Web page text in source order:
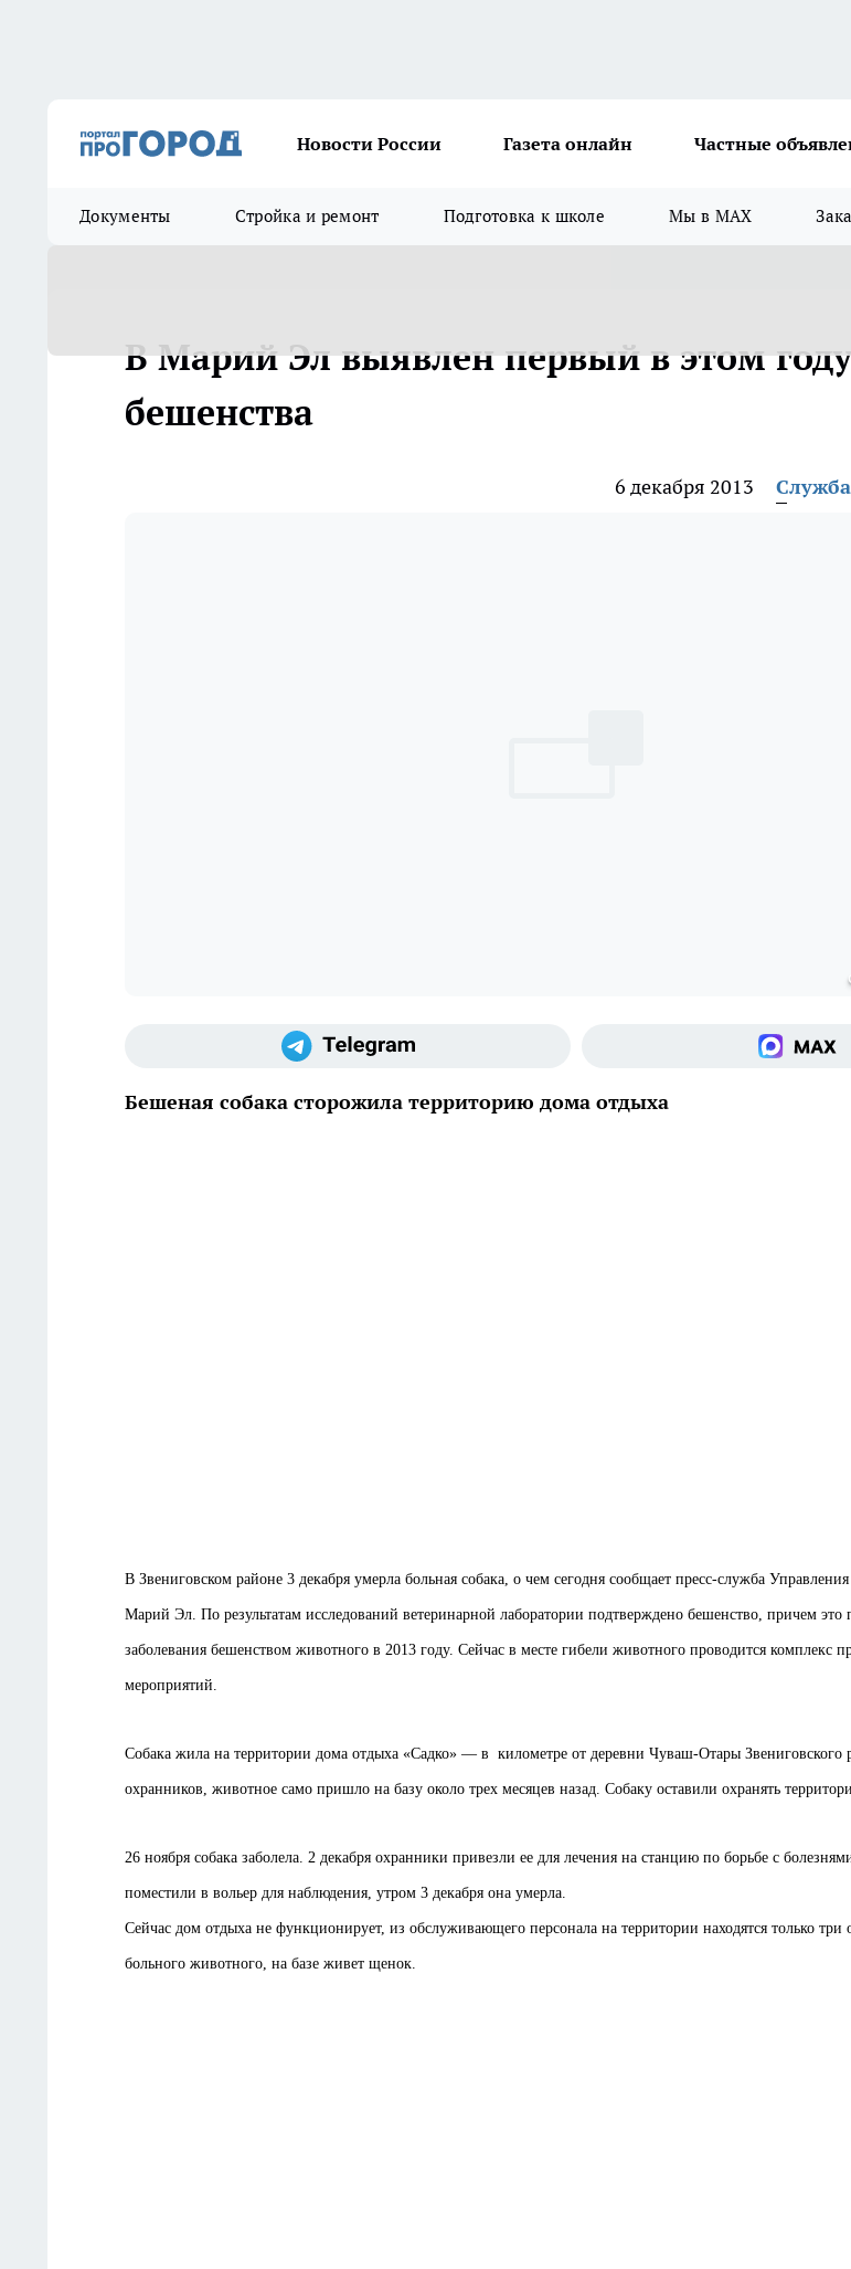
Новости России Газета онлайн Частные
Документы Стройка и ремонт Подготовка к школе Мы в MAX
В Марий Эл выявлен первый в этом
бешенства
6 декабря 2013
Бешеная собака сторожила территорию дома отдыха
В Звениговском районе 3 декабря умерла больная собака, о чем сегодня сообщает пресс-служба
Марий Эл. По результатам исследований ветеринарной лаборатории подтверждено бешенство, причем это
заболевания бешенством животного в 2013 году. Сейчас в месте гибели животного проводится комплекс
мероприятий.
Собака жила на территории дома отдыха «Садко» — в километре от деревни Чуваш-Отары Звениговского
охранников, животное само пришло на базу около трех месяцев назад. Собаку оставили охранять
26 ноября собака заболела. 2 декабря охранники привезли ее для лечения на станцию по борьбе с
поместили в вольер для наблюдения, утром 3 декабря она умерла.
Сейчас дом отдыха не функционирует, из обслуживающего персонала на территории находятся только
больного животного, на базе живет щенок.